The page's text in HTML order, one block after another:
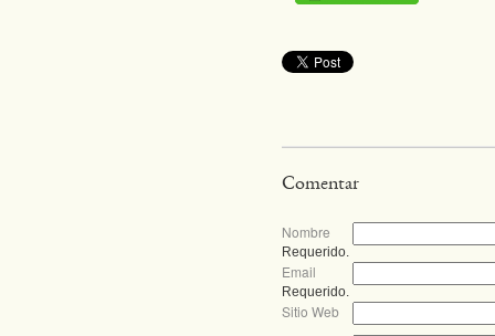
Comentar
Nombre
Requerido.
Email
Requerido.
Sitio Web